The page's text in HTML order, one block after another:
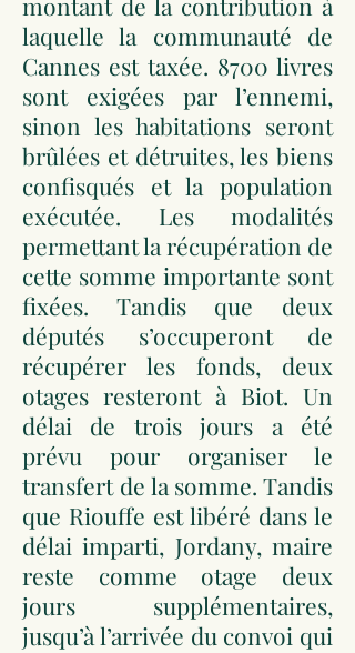
laquelle la communauté de
Cannes est taxée. 8700 livres
sont exigées par l’ennemi,
sinon les habitations seront
brûlées et détruites, les biens
confisqués et la population
exécutée. Les modalités
permettant la récupération de
cette somme importante sont
fixées. Tandis que deux
députés s’occuperont de
récupérer les fonds, deux
otages resteront à Biot. Un
délai de trois jours a été
prévu pour organiser le
transfert de la somme. Tandis
que Riouffe est libéré dans le
délai imparti, Jordany, maire
reste comme otage deux
jours supplémentaires,
jusqu’à l’arrivée du convoi qui